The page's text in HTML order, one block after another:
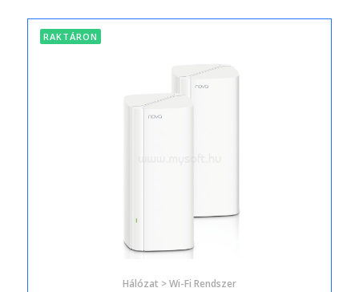
RAKTÁRON
Hálózat > Wi-Fi Rendszer